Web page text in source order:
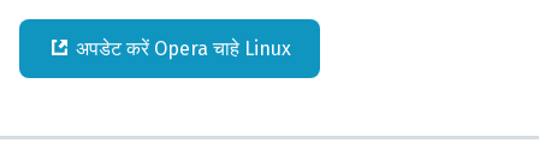
अपडेट करें Opera चाहे Linux